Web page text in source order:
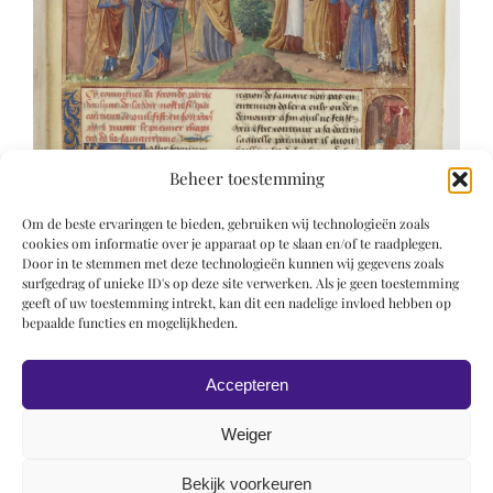
Beheer toestemming
Om de beste ervaringen te bieden, gebruiken wij technologieën zoals
cookies om informatie over je apparaat op te slaan en/of te raadplegen.
Door in te stemmen met deze technologieën kunnen wij gegevens zoals
surfgedrag of unieke ID's op deze site verwerken. Als je geen toestemming
geeft of uw toestemming intrekt, kan dit een nadelige invloed hebben op
bepaalde functies en mogelijkheden.
Accepteren
Weiger
Bekijk voorkeuren